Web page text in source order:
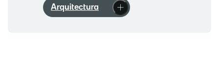
Arquitectura